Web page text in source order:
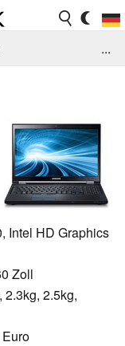
Jobs
...
Intel HD Graphics
Zoll
2.3kg, 2.5kg,